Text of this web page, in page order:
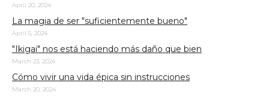
April 20, 2024
La magia de ser "suficientemente bueno"
April 5, 2024
"Ikigai" nos está haciendo más daño que bien
March 23, 2024
Cómo vivir una vida épica sin instrucciones
March 20, 2024